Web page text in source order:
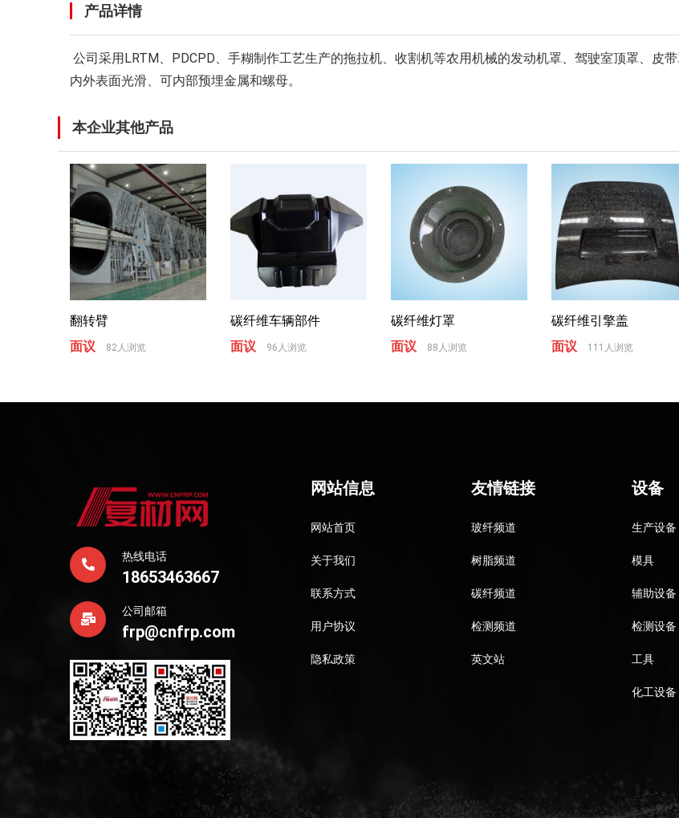
产品详情
公司采用LRTM、PDCPD、手糊制作工艺生产的拖拉机、收割机等农用机械的发动机罩、驾驶室顶罩、皮
内外表面光滑、可内部预埋金属和螺母。
本企业其他产品
翻转臂
面议
82人浏览
碳纤维车辆部件
面议
96人浏览
碳纤维灯罩
面议
88人浏览
碳纤维引擎盖
面议
111人浏览
热线电话
18653463667
公司邮箱
frp@cnfrp.com
网站信息
网站首页
关于我们
联系方式
用户协议
隐私政策
友情链接
玻纤频道
树脂频道
碳纤频道
检测频道
英文站
设备
生产设备
模具
辅助设备
检测设备
工具
化工设备